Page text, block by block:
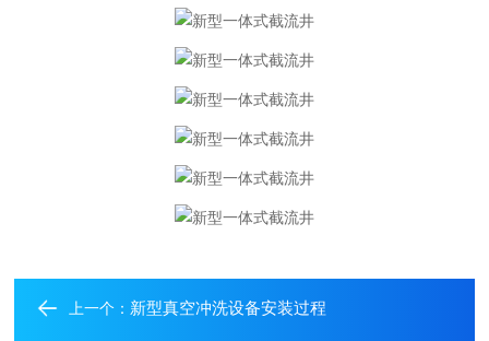
上一个： 新型真空冲洗设备安装过程